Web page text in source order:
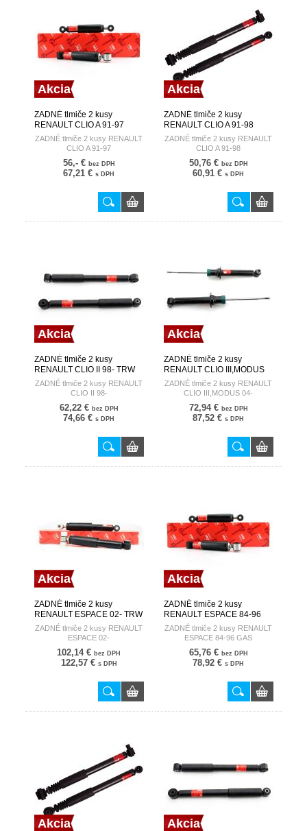
Akcia
ZADNÉ tlmiče 2 kusy
RENAULT CLIO A 91-97
TRW
ZADNÉ tlmiče 2 kusy RENAULT
CLIO A 91-97
56,- € bez DPH
67,21 € s DPH
Akcia
ZADNÉ tlmiče 2 kusy
RENAULT CLIO A 91-98
TRW
ZADNÉ tlmiče 2 kusy RENAULT
CLIO A 91-98
50,76 € bez DPH
60,91 € s DPH
Akcia
ZADNÉ tlmiče 2 kusy
RENAULT CLIO II 98- TRW
ZADNÉ tlmiče 2 kusy RENAULT
CLIO II 98-
62,22 € bez DPH
74,66 € s DPH
Akcia
ZADNÉ tlmiče 2 kusy
RENAULT CLIO III,MODUS
04- TRW
ZADNÉ tlmiče 2 kusy RENAULT
CLIO III,MODUS 04-
72,94 € bez DPH
87,52 € s DPH
Akcia
ZADNÉ tlmiče 2 kusy
RENAULT ESPACE 02- TRW
ZADNÉ tlmiče 2 kusy RENAULT
ESPACE 02-
102,14 € bez DPH
122,57 € s DPH
Akcia
ZADNÉ tlmiče 2 kusy
RENAULT ESPACE 84-96
GAS TRW
ZADNÉ tlmiče 2 kusy RENAULT
ESPACE 84-96 GAS
65,76 € bez DPH
78,92 € s DPH
Akcia Akcia